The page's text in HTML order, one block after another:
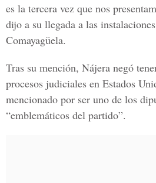
es la tercera vez que nos
dijo a su llegada a las
Comayagüela.
Tras su mención, Nájera negó
procesos judiciales en Estados
mencionado por ser uno de los
“emblemáticos del partido”.